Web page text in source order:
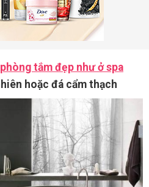
tắm đẹp như ở spa
hoặc đá cẩm thạch